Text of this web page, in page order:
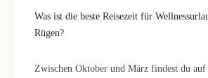
Was ist die beste Reisezeit für
Rügen?
Zwischen Oktober und März findest du auf